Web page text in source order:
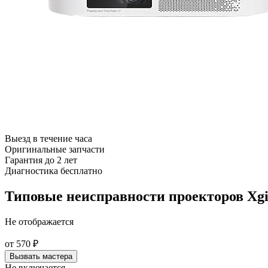
Выезд в течение часа
Оригинальные запчасти
Гарантия до 2 лет
Диагностика бесплатно
Типовые неисправности проекторов
Не отображается
от 570 ₽
Вызвать мастера